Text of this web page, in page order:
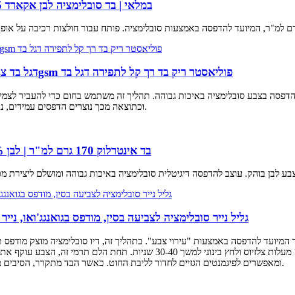
במלאי | בד סובלימציה לבן אקארד 145 גרם למ"ר | בד איכותי לרכיבה על אופניים וכדורגל
100D Pongee דגל בד צביעה סובלימציה ישירה הזרקת דיו 100gsm פוליאסטר ריק בד רך קל לתפירה דגל בד
בצבע סובלימציה באיכות גבוהה. תהליך זה משתמש בחום כדי להעביר
וכתוצאה מכך נוצרים הדפסים עמידים, נושמים ופוטו-ריאליסטיים, אידיאליים לדגלים, כרזות וטקסטיל עדין.
בד אינטרלוק 170 גרם למ"ר | לבן 100% פוליאסטר למכנסיים קצרים והדפסת סובלימציה
גליל נייר סובלימציה לצביעה בסין, מודפס בגואנגג'ואו, נייר סובלימציה העברת 50
להדפסה באמצעות "עירוי צבע". בתהליך זה, דיו סובלימציה מוצק
כשפניו כלפי מטה על הבד ועובר לחום של 190-200 מעלות צלזיוס ולחץ
ומאפשרים לפיגמנטים הגזיים לחדור לליבת החוט. כאשר הבד מתקרר, הסיבים מתכווצים, ונועלים את הצבע בתוך הפילמנט ולא רק על פני השטח.